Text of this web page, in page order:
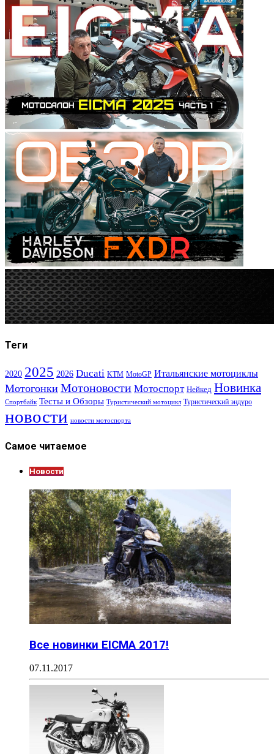
Теги
2020 2025 2026 Ducati KTM MotoGP Итальянские мотоциклы
Мотогонки Мотоновости Мотоспорт Нейкед Новинка
Спортбайк Тесты и Обзоры Туристический мотоцикл Туристический эндуро
новости новости мотоспорта
Самое читаемое
Новости
Все новинки EICMA 2017!
07.11.2017